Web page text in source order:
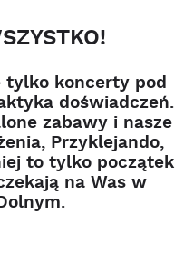
tylko koncerty pod
doświadczeń.
zabawy i nasze
Przyklejando,
to tylko początek
na Was w